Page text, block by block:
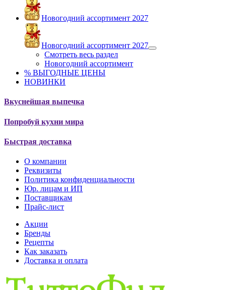
Новогодний ассортимент 2027
Новогодний ассортимент 2027
Смотреть весь раздел
Новогодний ассортимент
% ВЫГОДНЫЕ ЦЕНЫ
НОВИНКИ
Вкуснейшая выпечка
Попробуй кухни мира
Быстрая доставка
О компании
Реквизиты
Политика конфиденциальности
Юр. лицам и ИП
Поставщикам
Прайс-лист
Акции
Бренды
Рецепты
Как заказать
Доставка и оплата